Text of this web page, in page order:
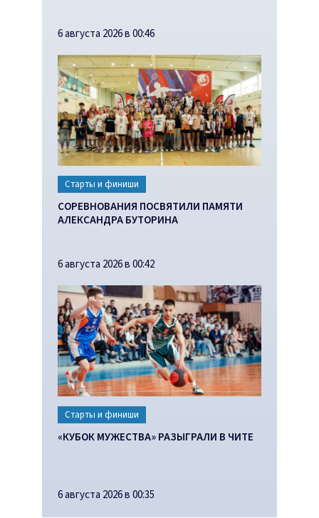
6 августа 2026 в 00:46
Старты и финиши
СОРЕВНОВАНИЯ ПОСВЯТИЛИ ПАМЯТИ
АЛЕКСАНДРА БУТОРИНА
6 августа 2026 в 00:42
Старты и финиши
«КУБОК МУЖЕСТВА» РАЗЫГРАЛИ В ЧИТЕ
6 августа 2026 в 00:35